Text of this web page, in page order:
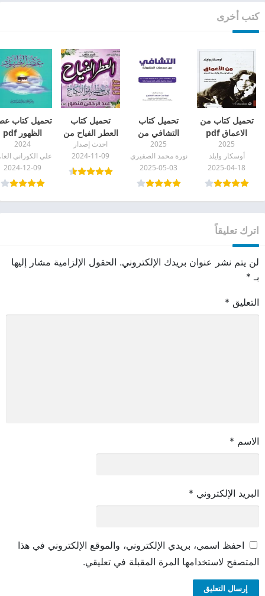
كتب أخرى
تحميل كتاب من
الاعماق pdf
2025
أوسكار وايلد
2025-04-18
تحميل كتاب
التشافي من
صدمات الطفولة
pdf
2025
نورة محمد الصفيري
2025-05-03
تحميل كتاب
العطر الفياح من
الخطبة والنكاح
pdf
احدث إصدار
2024-11-09
تحميل كتاب
الظهور pdf
2024
علي
2024-12-09
اترك تعليقاً
لن يتم نشر عنوان بريدك الإلكتروني. الحقول الإلزامية مشار إليها
بـ *
التعليق *
الاسم *
البريد الإلكتروني *
احفظ اسمي، بريدي الإلكتروني، والموقع الإلكتروني في هذا
المتصفح لاستخدامها المرة المقبلة في تعليقي.